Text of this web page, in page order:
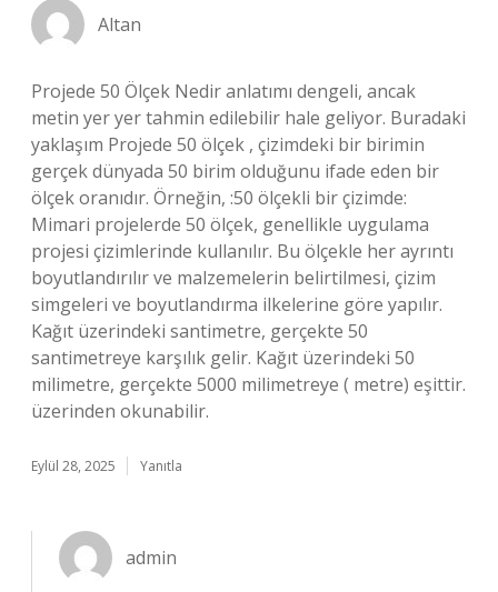
Altan
Projede 50 Ölçek Nedir anlatımı dengeli, ancak
metin yer yer tahmin edilebilir hale geliyor. Buradaki
yaklaşım Projede 50 ölçek , çizimdeki bir birimin
gerçek dünyada 50 birim olduğunu ifade eden bir
ölçek oranıdır. Örneğin, :50 ölçekli bir çizimde:
Mimari projelerde 50 ölçek, genellikle uygulama
projesi çizimlerinde kullanılır. Bu ölçekle her ayrıntı
boyutlandırılır ve malzemelerin belirtilmesi, çizim
simgeleri ve boyutlandırma ilkelerine göre yapılır.
Kağıt üzerindeki santimetre, gerçekte 50
santimetreye karşılık gelir. Kağıt üzerindeki 50
milimetre, gerçekte 5000 milimetreye ( metre) eşittir.
üzerinden okunabilir.
Eylül 28, 2025 Yanıtla
admin